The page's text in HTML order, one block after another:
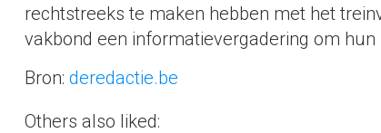
rechtstreeks te maken hebben met het
vakbond een informatievergadering om
Bron: deredactie.be
Others also liked: